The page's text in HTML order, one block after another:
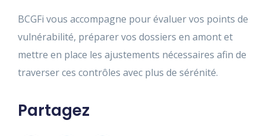
BCGFi vous accompagne pour évaluer vos points de
vulnérabilité, préparer vos dossiers en amont et
mettre en place les ajustements nécessaires afin de
traverser ces contrôles avec plus de sérénité.
Partagez